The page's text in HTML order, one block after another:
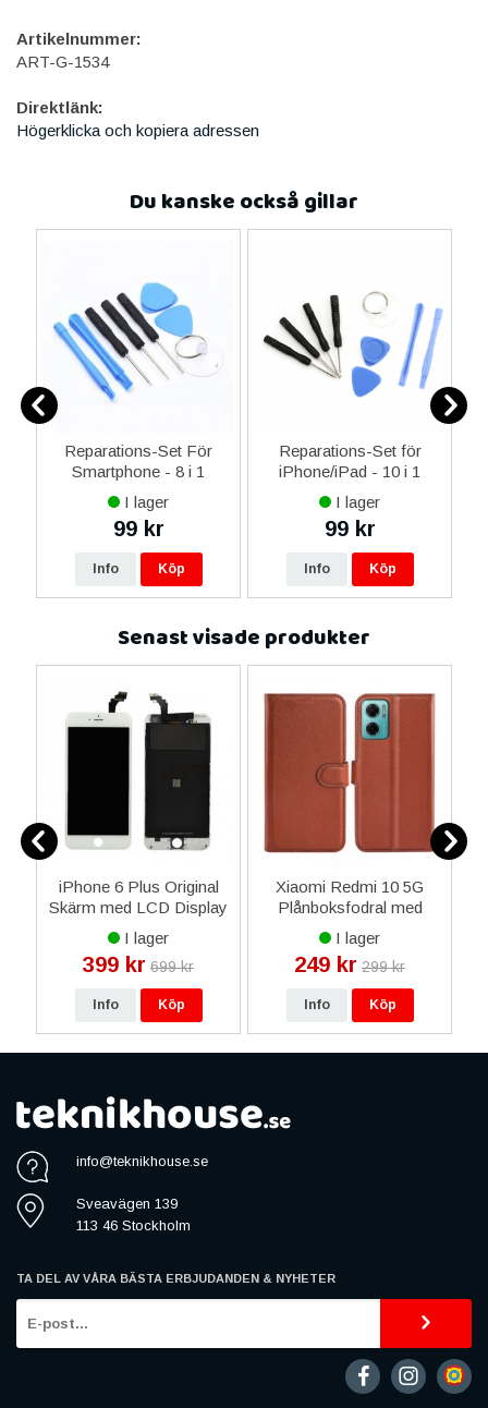
Artikelnummer:
ART-G-1534
Direktlänk:
Högerklicka och kopiera adressen
Du kanske också gillar
Reparations-Set För
Smartphone - 8 i 1
I lager
99 kr
Info Köp
Reparations-Set för
iPhone/iPad - 10 i 1
I lager
99 kr
Info Köp
Senast visade produkter
iPhone 6 Plus Original
Skärm med LCD Display
Glas - Vit
I lager
399 kr 699 kr
Info Köp
Xiaomi Redmi 10 5G
Plånboksfodral med
Stativ - Brun
I lager
249 kr 299 kr
Info Köp
info@teknikhouse.se
Sveavägen 139
113 46 Stockholm
TA DEL AV VÅRA BÄSTA ERBJUDANDEN & NYHETER